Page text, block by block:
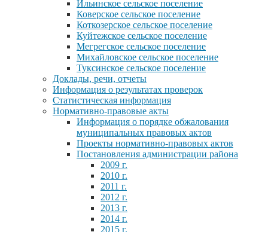
Ильинское сельское поселение
Коверское сельское поселение
Коткозерское сельское поселение
Куйтежское сельское поселение
Мегрегское сельское поселение
Михайловское сельское поселение
Туксинское сельское поселение
Доклады, речи, отчеты
Информация о результатах проверок
Статистическая информация
Нормативно-правовые акты
Информация о порядке обжалования
муниципальных правовых актов
Проекты нормативно-правовых актов
Постановления администрации района
2009 г.
2010 г.
2011 г.
2012 г.
2013 г.
2014 г.
2015 г.